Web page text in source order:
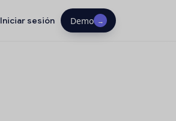
Iniciar sesión Demo →